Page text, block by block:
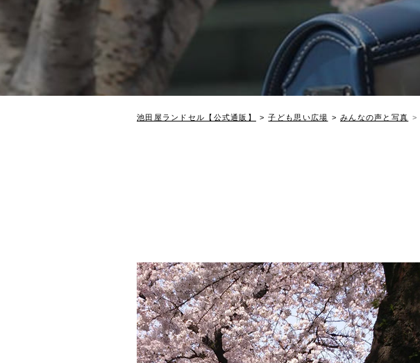
池田屋ランドセル【公式通販】 子ども思い広場 みんなの声と写真